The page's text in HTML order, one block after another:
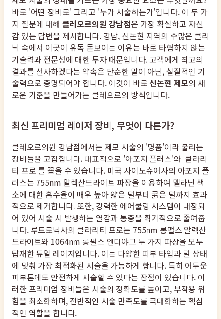
바로 '어떤 장비로' 그리고 '누가 시술하는가'입니다. 이 두 가
지 질문에 대해 클레오르의원 강남점은 가장 확실하고 자신
감 있는 답변을 제시합니다. 강남, 신논현 지역의 수많은 클리
닉 속에서 이곳이 유독 돋보이는 이유는 바로 타협하지 않는
기술력과 전문성에 대한 투자 때문입니다. 고객에게 최고의
결과를 선사하겠다는 약속은 단순한 말이 아닌, 실질적인 기
술력으로 증명되어야 합니다. 이것이 바로 신논현 제모의 새
로운 기준을 만들어가는 클레오르의 방식입니다.
최신 프리미엄 레이저 장비, 무엇이 다른가?
클레오르의원 강남점에서는 제모 시술의 '명품'이라 불리는
장비들을 고집합니다. 대표적으로 '아포지 플러스'와 '클라리
티 프로'를 꼽을 수 있습니다. 미국 사이노슈어사의 아포지 플
러스는 755nm 알렉산드라이트 파장을 이용하여 멜라닌 색
소에 대한 흡수율이 매우 높아 얇은 털부터 굵은 털까지 효과
적으로 제거합니다. 또한, 강력한 에어쿨링 시스템이 내장되
어 있어 시술 시 발생하는 열감과 통증을 획기적으로 줄여줍
니다. 루트로닉사의 클라리티 프로는 755nm 롱펄스 알렉산
드라이트와 1064nm 롱펄스 엔디야그 두 가지 파장을 모두
탑재한 듀얼 레이저입니다. 이는 다양한 피부 타입과 털 상태
에 맞춰 가장 최적화된 시술을 가능하게 합니다. 특히 어두운
피부톤에도 안전하게 시술할 수 있다는 장점이 있습니다. 이
러한 프리미엄 장비들은 시술의 정확도를 높이고, 부작용 위
험을 최소화하며, 전반적인 시술 만족도를 극대화하는 핵심
적인 역할을 합니다.